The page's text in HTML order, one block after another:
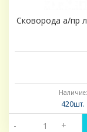
Сковорода а/пр
Наличие:
420шт.
- +